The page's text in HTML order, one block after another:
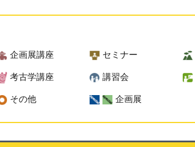
企画展講座 セミナー
考古学講座 講習会
その他 企画展